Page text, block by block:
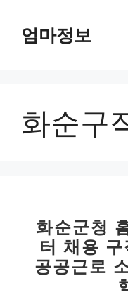
엄마정보
화순구
화순군청
터 채용 구
공공근로